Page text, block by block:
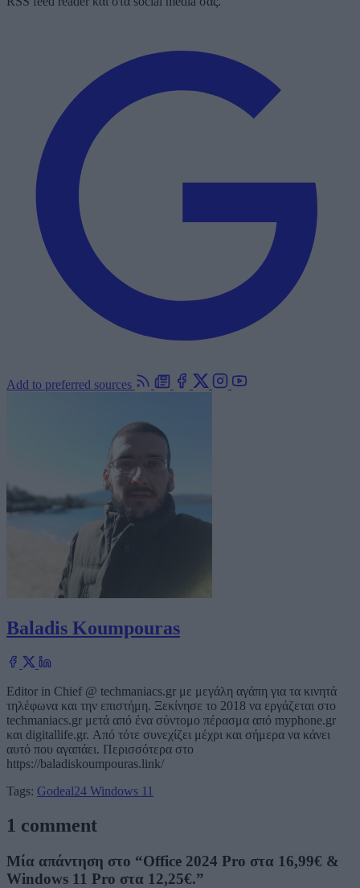
Add to preferred sources
Baladis Koumpouras
Editor in Chief @ techmaniacs.gr με μεγάλη αγάπη για τα κινητά
τηλέφωνα και την επιστήμη. Ξεκίνησε το 2018 να εργάζεται στο
techmaniacs.gr μετά από ένα σύντομο πέρασμα από myphone.gr
και digitallife.gr. Από τότε συνεχίζει μέχρι και σήμερα να κάνει
αυτό που αγαπάει. Περισσότερα στο
https://baladiskoumpouras.link/
Tags: Godeal24 Windows 11
1 comment
Μία απάντηση στο “Office 2024 Pro στα 16,99€ &
Windows 11 Pro στα 12,25€.”